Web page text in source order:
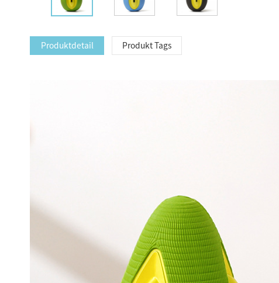
Produktdetail Produkt Tags